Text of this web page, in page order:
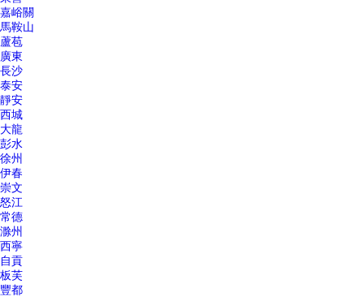
嘉峪關
馬鞍山
蘆苞
廣東
長沙
泰安
靜安
西城
大龍
彭水
徐州
伊春
崇文
怒江
常德
滁州
西寧
自貢
板芙
豐都